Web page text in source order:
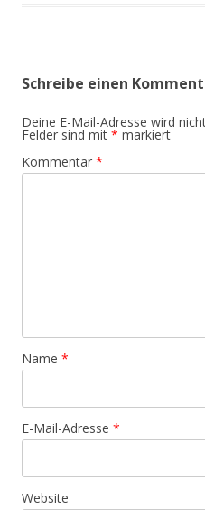
Schreibe einen
Deine E-Mail-Adresse wird
Felder sind mit * markiert
Kommentar *
Name *
E-Mail-Adresse *
Website